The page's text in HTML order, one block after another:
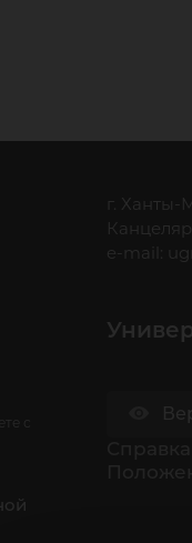
с
г. Ханты-
e-mail: